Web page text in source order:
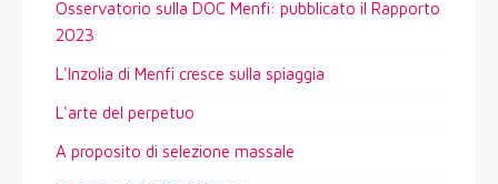
Osservatorio sulla DOC Menfi: pubblicato il Rapporto
2023
L'Inzolia di Menfi cresce sulla spiaggia
L'arte del perpetuo
A proposito di selezione massale